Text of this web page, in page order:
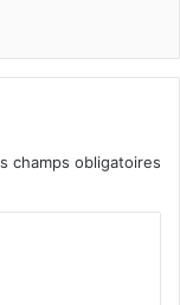
champs obligatoires